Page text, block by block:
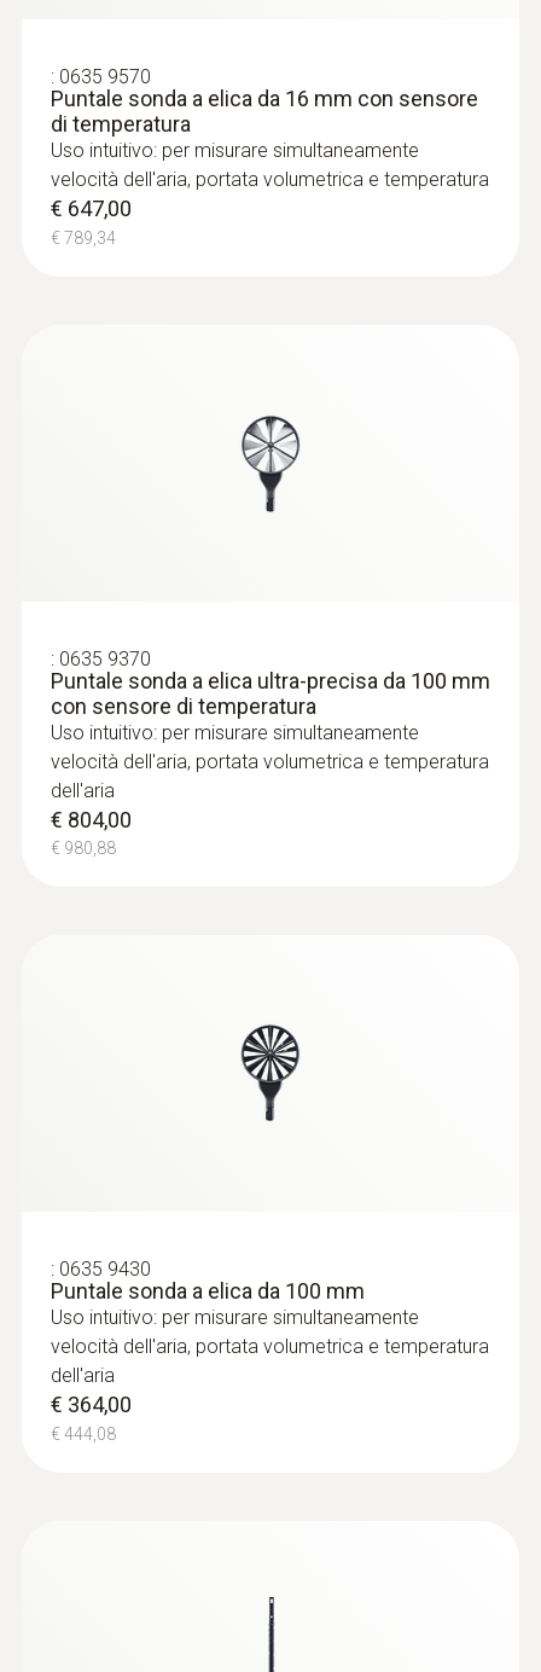
Robusta sonda NTC a penetrazione per
uso alimentare con connettore TUC
Sensore di temperatura NTC
degli alimenti tramite avvitamento e con
Sensore di temperaatura NTC
: 0635 9570
Puntale sonda a elica da 16 mm con sensore
di temperatura
Uso intuitivo: per misurare simultaneamente
velocità dell'aria, portata volumetrica e temperatura
€ 647,00
€ 789,34
: 0635 9370
Puntale sonda a elica ultra-precisa da 100 mm
con sensore di temperatura
Uso intuitivo: per misurare simultaneamente
velocità dell'aria, portata volumetrica e temperatura
dell'aria
€ 804,00
€ 980,88
: 0635 9430
Puntale sonda a elica da 100 mm
Uso intuitivo: per misurare simultaneamente
velocità dell'aria, portata volumetrica e temperatura
dell'aria
€ 364,00
€ 444,08